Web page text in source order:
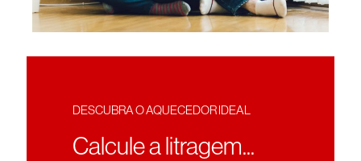
DESCUBRA O AQUECEDOR IDEAL
Calcule a litragem...